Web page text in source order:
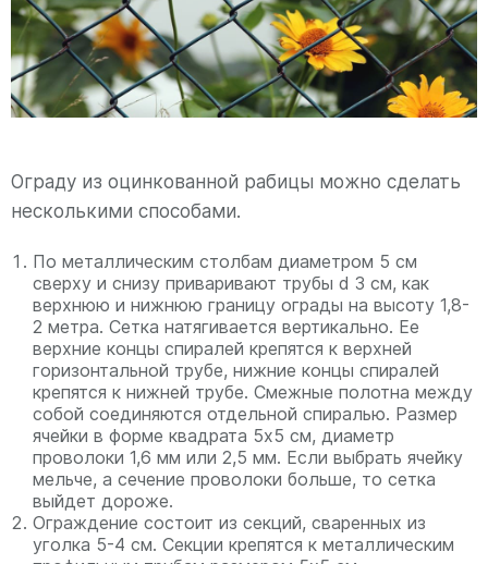
Ограду из оцинкованной рабицы можно сделать
несколькими способами.
По металлическим столбам диаметром 5 см
сверху и снизу приваривают трубы d 3 см, как
верхнюю и нижнюю границу ограды на высоту 1,8-
2 метра. Сетка натягивается вертикально. Ее
верхние концы спиралей крепятся к верхней
горизонтальной трубе, нижние концы спиралей
крепятся к нижней трубе. Смежные полотна между
собой соединяются отдельной спиралью. Размер
ячейки в форме квадрата 5х5 см, диаметр
проволоки 1,6 мм или 2,5 мм. Если выбрать ячейку
мельче, а сечение проволоки больше, то сетка
выйдет дороже.
Ограждение состоит из секций, сваренных из
уголка 5-4 см. Секции крепятся к металлическим